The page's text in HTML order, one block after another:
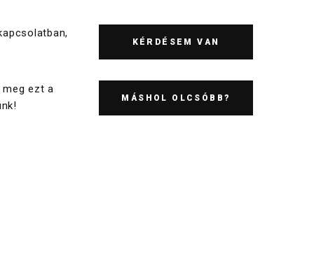
KÉRDÉSEM VAN
ezt a
MÁSHOL OLCSÓBB?